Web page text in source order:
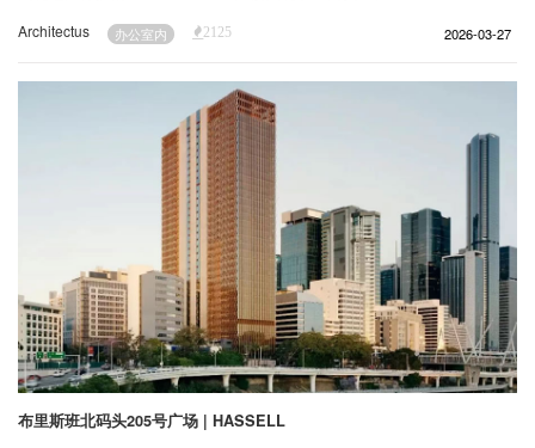
关于我们
联系我们
Architectus 办公室内 2125 2026-03-27
布里斯班北码头205号广场 | HASSELL